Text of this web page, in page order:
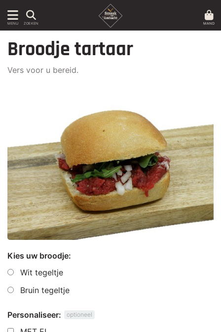
MENU ZOEKEN MAND
Broodje tartaar
Vers voor u bereid.
Kies uw broodje:
Wit tegeltje
Bruin tegeltje
Personaliseer: optioneel